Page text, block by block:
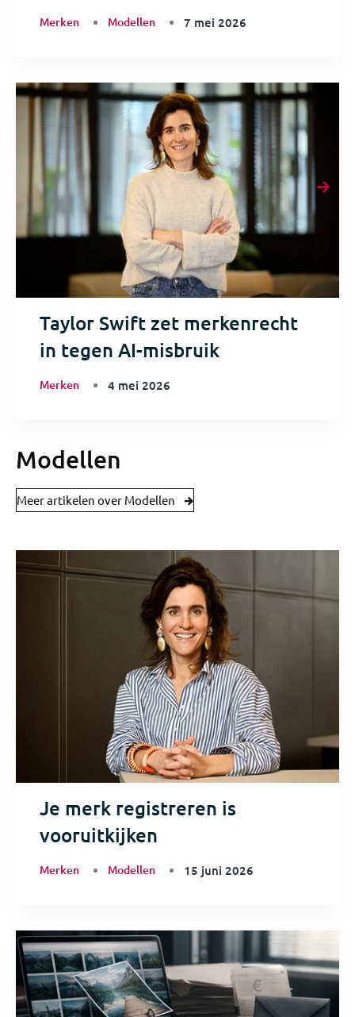
Merken Modellen 7 mei 2026
Taylor Swift zet merkenrecht
in tegen AI-misbruik
Merken 4 mei 2026
Modellen
Meer artikelen over Modellen
Je merk registreren is
vooruitkijken
Merken Modellen 15 juni 2026